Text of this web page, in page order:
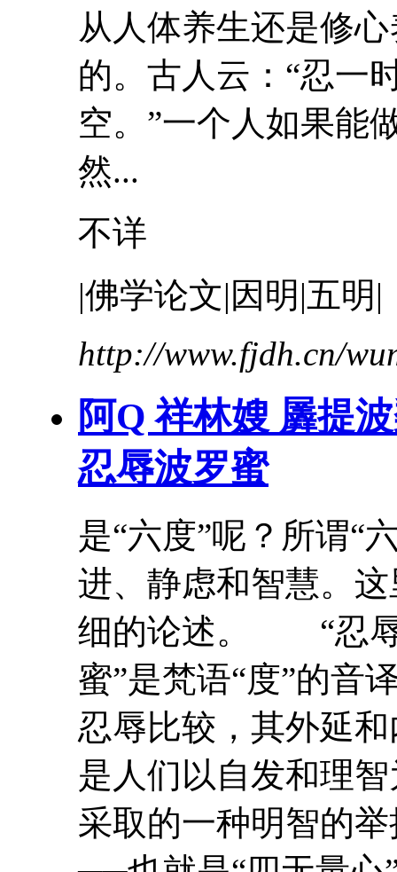
从人体养生还是修
的。古人云：“忍一
空。”一个人如果能
然...
不详
|佛学论文|因明|五明|
http://www.fjdh.cn/
阿Q 祥林嫂 羼提
忍辱波罗蜜
是“六度”呢？所谓“
进、静虑和智慧。
细的论述。 “忍
蜜”是梵语“度”的音
忍辱比较，其外延
是人们以自发和理
采取的一种明智的